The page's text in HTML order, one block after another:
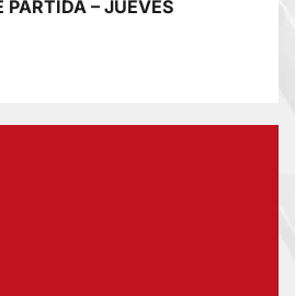
PARTIDA – JUEVES